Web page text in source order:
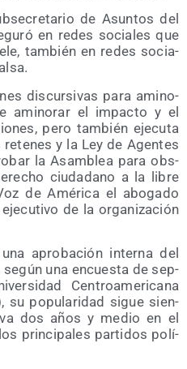
de Asun­tos del
en redes socia­les que
tam­bién en redes socia­
dis­cur­si­vas para ami­no­
ami­no­rar el impac­to y el
pero tam­bién eje­cu­ta
y la Ley de Agen­tes
la Asam­blea para obs­
ciu­da­dano a la libre
de Amé­ri­ca el abo­ga­do
de la orga­ni­za­ción
apro­ba­ción inter­na del
según una encues­ta de sep­
Cen­tro­ame­ri­ca­na
su popu­la­ri­dad sigue sien­
dos años y medio en el
prin­ci­pa­les par­ti­dos polí­